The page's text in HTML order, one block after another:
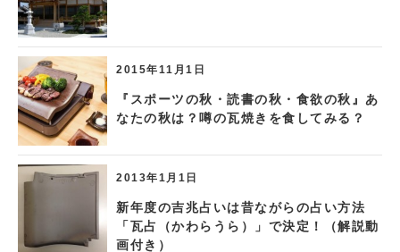
2015年11月1日
『スポーツの秋・読書の秋・食欲の秋』あ
なたの秋は？噂の瓦焼きを食してみる？
2013年1月1日
新年度の吉兆占いは昔ながらの占い方法
「瓦占（かわらうら）」で決定！（解説動
画付き）